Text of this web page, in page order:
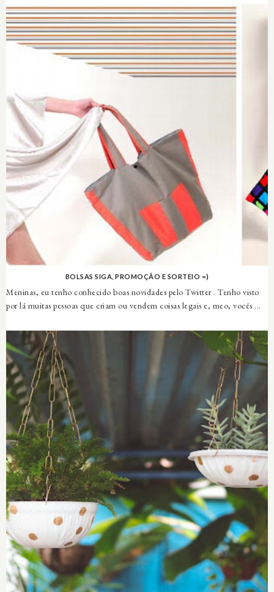
BOLSAS SIGA, PROMOÇÃO E SORTEIO =)
Meninas, eu tenho conhecido boas novidades pelo Twitter . Tenho visto
por lá muitas pessoas que criam ou vendem coisas legais e, meo, vocês ...